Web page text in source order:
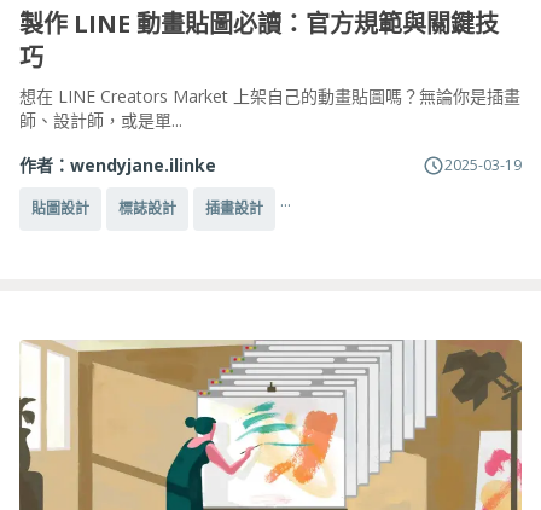
製作 LINE 動畫貼圖必讀：官方規範與關鍵技
巧
想在 LINE Creators Market 上架自己的動畫貼圖嗎？無論你是插畫
師、設計師，或是單...
作者： wendyjane.ilinke 2025-03-19
貼圖設計 標誌設計 插畫設計 ...